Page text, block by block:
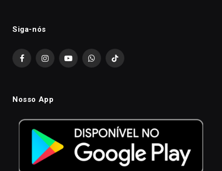
Siga-nós
FacebookInstagramYouTubeWhatsAppTikTok
Nosso App